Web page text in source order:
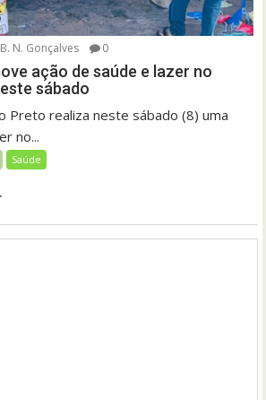
N. Gonçalves 0
ação de saúde e lazer no
sábado
Preto realiza neste sábado (8) uma
no...
Saúde